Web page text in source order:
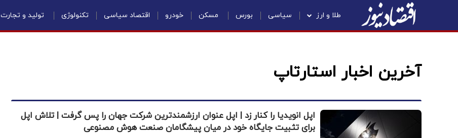
طلا و ارز سیاسی بورس مسکن خودرو اقتصاد سیاسی تکنولوژی تولید و تجارت
آخرین اخبار استارتاپ
اپل انویدیا را کنار زد | اپل عنوان ارزشمندترین شرکت جهان را پس گرفت | تلاش اپل
برای تثبیت جایگاه خود در میان پیشگامان صنعت هوش مصنوعی